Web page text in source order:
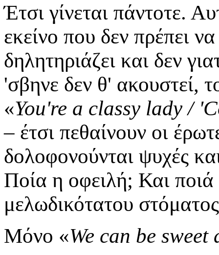
Έτσι γίνεται πάντοτε.
εκείνο που δεν πρέπει
δηλητηριάζει και δεν
'σβηνε δεν θ' ακουστεί,
«You're a classy lady /
– έτσι πεθαίνουν οι
δολοφονούνται ψυχές
Ποία η οφειλή; Και ποιά
μελωδικότατου
Μόνο «We can be sweet